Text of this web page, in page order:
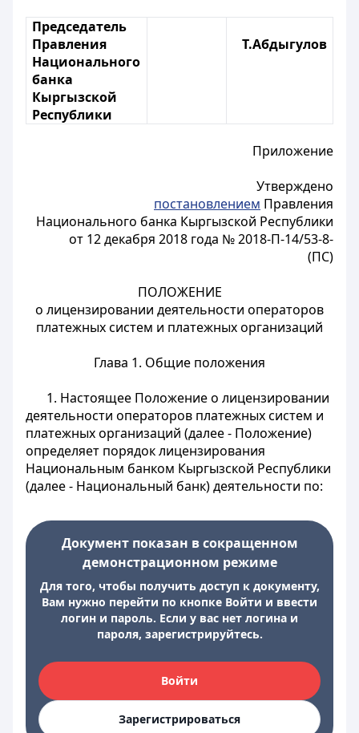
Председатель
Правления
Национального
банка
Кыргызской
Республики
Т.Абдыгулов
Приложение
Утверждено
постановлением Правления
Национального банка Кыргызской Республики
от 12 декабря 2018 года № 2018-П-14/53-8-
(ПС)
ПОЛОЖЕНИЕ
о лицензировании деятельности операторов
платежных систем и платежных организаций
Глава 1. Общие положения
1. Настоящее Положение о лицензировании
деятельности операторов платежных систем и
платежных организаций (далее - Положение)
определяет порядок лицензирования
Национальным банком Кыргызской Республики
(далее - Национальный банк) деятельности по:
Документ показан в сокращенном
демонстрационном режиме
Для того, чтобы получить доступ к документу,
Вам нужно перейти по кнопке Войти и ввести
логин и пароль. Если у вас нет логина и
пароля, зарегистрируйтесь.
Войти
Зарегистрироваться